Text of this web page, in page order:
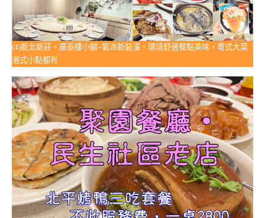
(4)新北新莊。廣泰樓小館~氣派新裝潢，環境舒適餐點美味，粵式大菜
港式小點都有